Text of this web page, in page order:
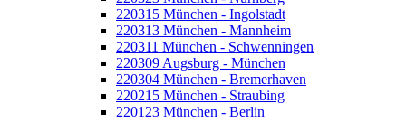
220315 München - Ingolstadt
220313 München - Mannheim
220311 München - Schwenningen
220309 Augsburg - München
220304 München - Bremerhaven
220215 München - Straubing
220123 München - Berlin